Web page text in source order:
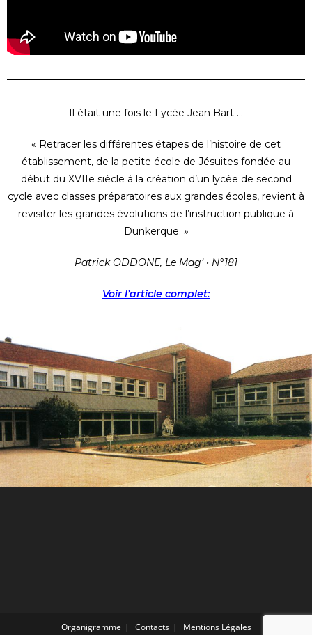
Il était une fois le Lycée Jean Bart …
« Retracer les différentes étapes de l’histoire de cet
établissement, de la petite école de Jésuites fondée au
début du XVIIe siècle à la création d’un lycée de second
cycle avec classes préparatoires aux grandes écoles, revient à
revisiter les grandes évolutions de l’instruction publique à
Dunkerque. »
Patrick ODDONE, Le Mag’ • N°181
Voir l’article complet:
Organigramme Contacts Mentions Légales